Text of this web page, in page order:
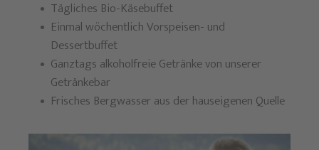
Tägliches Bio-Käsebuffet
Einmal wöchentlich Vorspeisen- und
Dessertbuffet
Ganztags alkoholfreie Getränke von unserer
Getränkebar
Frisches Bergwasser aus der hauseigenen Quelle